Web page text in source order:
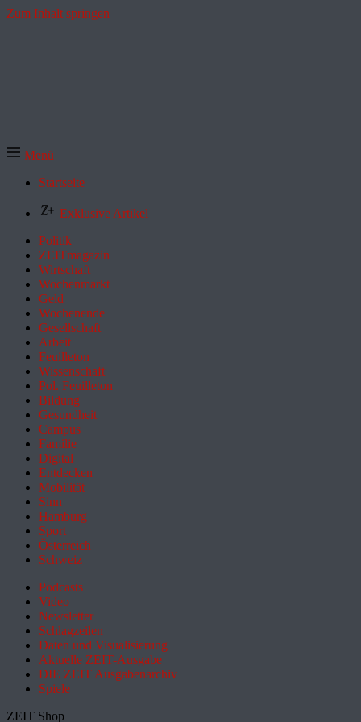
Zum Inhalt springen
Menü
Startseite
Exklusive Artikel
Politik
ZEITmagazin
Wirtschaft
Wochenmarkt
Geld
Wochenende
Gesellschaft
Arbeit
Feuilleton
Wissenschaft
Pol. Feuilleton
Bildung
Gesundheit
Campus
Familie
Digital
Entdecken
Mobilität
Sinn
Hamburg
Sport
Österreich
Schweiz
Podcasts
Video
Newsletter
Schlagzeilen
Daten und Visualisierung
Aktuelle ZEIT-Ausgabe
DIE ZEIT Ausgabenarchiv
Spiele
ZEIT Shop